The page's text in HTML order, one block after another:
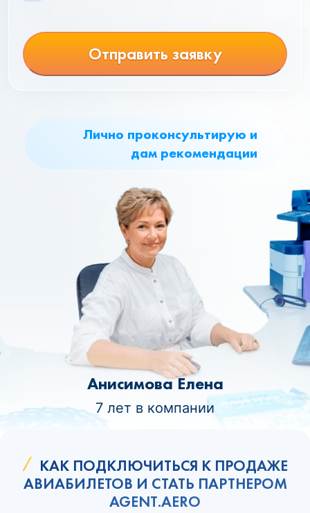
Лично проконсультирую и
дам рекомендации
Анисимова Елена
7 лет в компании
Отправить заявку
КАК ПОДКЛЮЧИТЬСЯ К ПРОДАЖЕ
АВИАБИЛЕТОВ И СТАТЬ ПАРТНЕРОМ
AGENT.AERO